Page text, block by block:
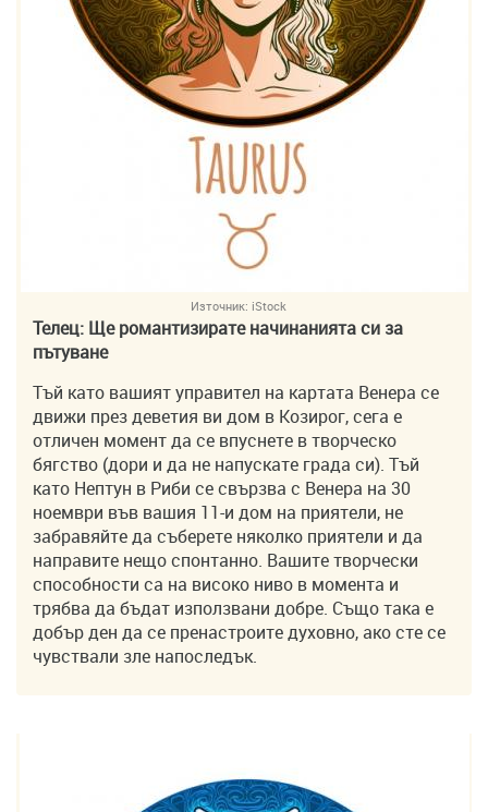
Източник: iStock
Телец: Ще романтизирате начинанията си за
пътуване
Тъй като вашият управител на картата Венера се
движи през деветия ви дом в Козирог, сега е
отличен момент да се впуснете в творческо
бягство (дори и да не напускате града си). Тъй
като Нептун в Риби се свързва с Венера на 30
ноември във вашия 11-и дом на приятели, не
забравяйте да съберете няколко приятели и да
направите нещо спонтанно. Вашите творчески
способности са на високо ниво в момента и
трябва да бъдат използвани добре. Също така е
добър ден да се пренастроите духовно, ако сте се
чувствали зле напоследък.